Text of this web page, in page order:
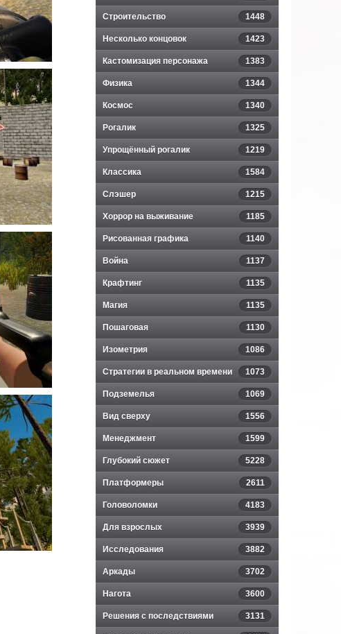
Строительство 1448
Несколько концовок 1423
Кастомизация персонажа 1383
Физика 1344
Космос 1340
Рогалик 1325
Упрощённый рогалик 1219
Классика 1584
Слэшер 1215
Хоррор на выживание 1185
Рисованная графика 1140
Война 1137
Крафтинг 1135
Магия 1135
Пошаговая 1130
Изометрия 1086
Стратегии в реальном времени 1073
Подземелья 1069
Вид сверху 1556
Менеджмент 1599
Глубокий сюжет 5228
Платформеры 2611
Головоломки 4183
Для взрослых 3939
Исследования 3882
Аркады 3702
Нагота 3600
Решения с последствиями 3131